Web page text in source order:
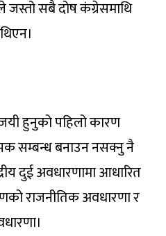
जस्तो सबै दोष कंग्रेसमाथि
हुनुको पहिलो कारण
सम्बन्ध बनाउन नसक्नु नै
दुई अवधारणामा आधारित
राजनीतिक अवधारणा र